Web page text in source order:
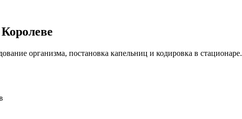
организма, постановка капельниц и кодировка в стационаре.